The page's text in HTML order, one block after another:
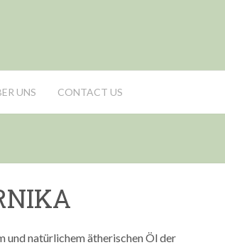
UNS CONTACT US
und natürlichem ätherischen Öl der